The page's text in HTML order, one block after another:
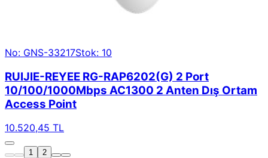
No: GNS-33217Stok: 10
RUIJIE-REYEE RG-RAP6202(G) 2 Port
10/100/1000Mbps AC1300 2 Anten Dış Ortam
Access Point
10.520,45 TL
1 2